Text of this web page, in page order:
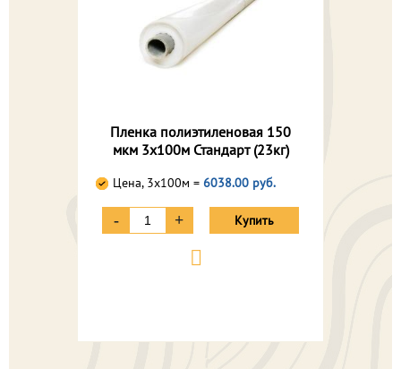
Пленка полиэтиленовая 150
мкм 3х100м Стандарт (23кг)
Цена, 3х100м = 6038.00 руб.
- + Купить